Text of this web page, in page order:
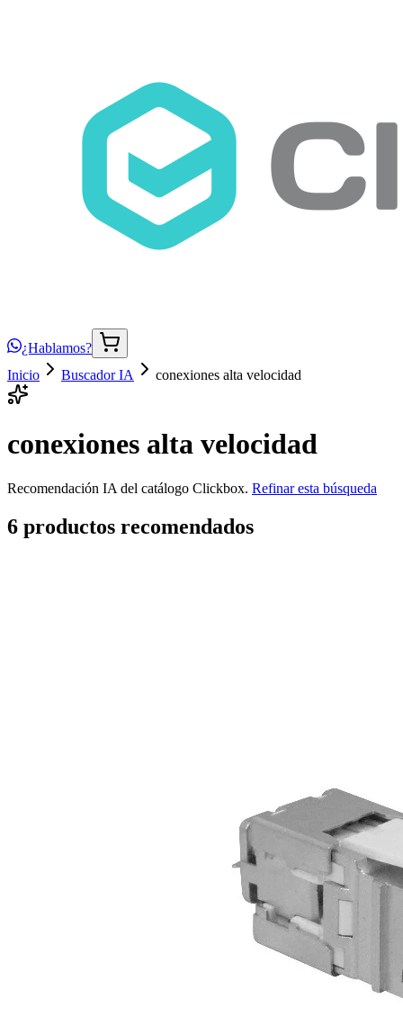
¿Hablamos?
Inicio
Buscador IA conexiones alta velocidad
conexiones alta velocidad
Recomendación IA del catálogo Clickbox. Refinar esta búsqueda
6 productos recomendados